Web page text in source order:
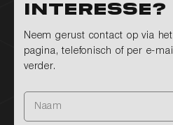
interesse?
Neem gerust contact op via
pagina, telefonisch of per e-
verder.